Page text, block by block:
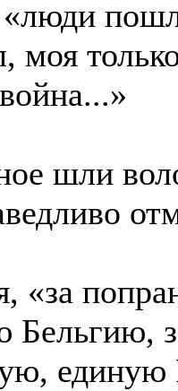
«люди
моя
шли
«за
Бельгию,
единую